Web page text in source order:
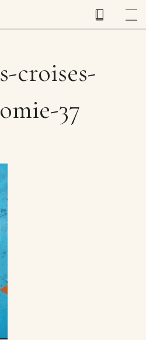
croises-
37